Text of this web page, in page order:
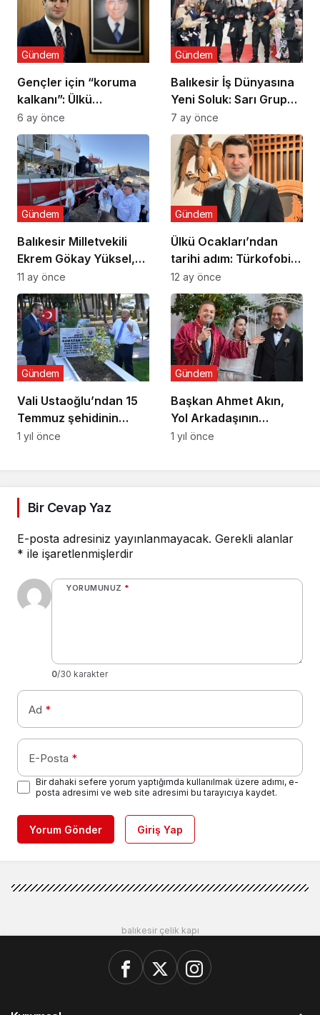
Gençler için “koruma
kalkanı”: Ülkü
Ocaklarından
uyuşturucu ve dijital
bağımlılığa karşı
seferberlik
Gündem
6 ay önce
Balıkesir İş Dünyasına
Yeni Soluk: Sarı Grup
Törenle Açıldı
Gündem
7 ay önce
Balıkesir Milletvekili
Ekrem Gökay Yüksel,
Erdek’te Balık Avı
Sezonunu “Vira
Bismillah” ile Açtı
Gündem
11 ay önce
Ülkü Ocakları’ndan
tarihi adım: Türkofobi
İzleme Merkezi
Gündem
12 ay önce
Vali Ustaoğlu’ndan 15
Temmuz şehidinin
ailesine ziyaret
Gündem
1 yıl önce
Başkan Ahmet Akın,
Yol Arkadaşının
Nikâhını Kıydı
Gündem
1 yıl önce
Bir Cevap Yaz
E-posta adresiniz yayınlanmayacak. Gerekli alanlar
* ile işaretlenmişlerdir
YORUMUNUZ *
0/30 karakter
Ad *
E-Posta *
Bir dahaki sefere yorum yaptığımda kullanılmak üzere adımı, e-
posta adresimi ve web site adresimi bu tarayıcıya kaydet.
Yorum Gönder Giriş Yap
balıkesir çelik kapı